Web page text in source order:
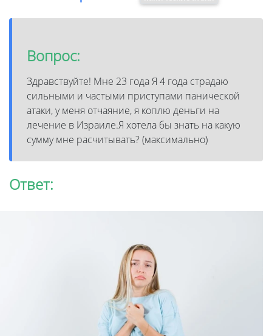
Вопрос:
Здравствуйте! Мне 23 года Я 4 года страдаю
сильными и частыми приступами панической
атаки, у меня отчаяние, я коплю деньги на
лечение в Израиле.Я хотела бы знать на какую
сумму мне расчитывать? (максимально)
Ответ: